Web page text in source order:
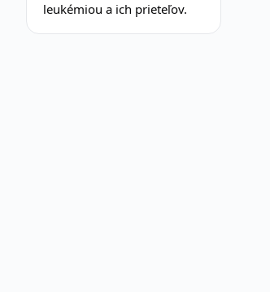
leukémiou a ich prieteľov.